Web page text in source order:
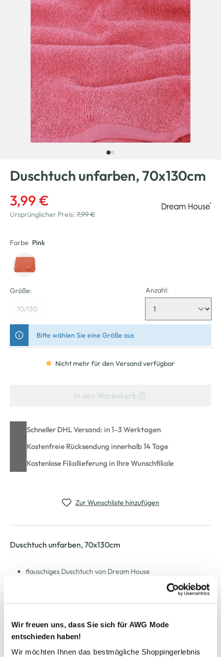
Wir freuen uns, dass Sie sich für AWG Mode
entschieden haben!
Wir möchten Ihnen das bestmögliche Shoppingerlebnis
Duschtuch unfarben, 70x130cm
3,99 €
Ursprünglicher Preis: 7,99 €
Farbe Pink
Größe:
70/130
Anzahl:
Bitte wählen Sie eine Größe aus
Nicht mehr für den Versand verfügbar
In den Warenkorb
Schneller DHL Versand: in 1–3 Werktagen
Kostenfreie Rücksendung innerhalb 14 Tage
Kostenlose Filiallieferung in Ihre Wunschfiliale
Zur Wunschliste hinzufügen
Duschtuch unfarben, 70x130cm
flauschiges Duschtuch von Dream House
hiermit kommt Wohlgefühl in Ihr Bad